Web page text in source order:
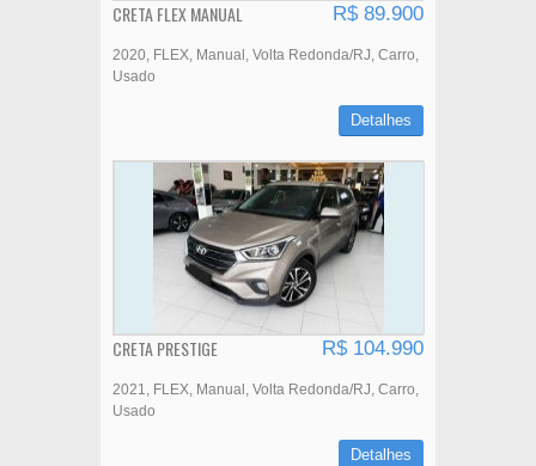
CRETA FLEX MANUAL R$ 89.900
2020 FLEX Manual Volta Redonda/RJ Carro
Usado
Detalhes
CRETA PRESTIGE R$ 104.990
2021 FLEX Manual Volta Redonda/RJ Carro
Usado
Detalhes